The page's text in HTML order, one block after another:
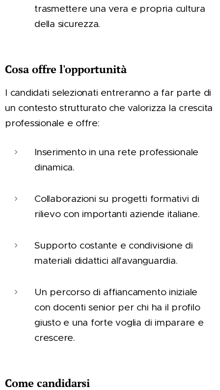
trasmettere una vera e propria cultura
della sicurezza.
Cosa offre l'opportunità
I candidati selezionati entreranno a far parte di
un contesto strutturato che valorizza la crescita
professionale e offre:
Inserimento in una rete professionale
dinamica.
Collaborazioni su progetti formativi di
rilievo con importanti aziende italiane.
Supporto costante e condivisione di
materiali didattici all'avanguardia.
Un percorso di affiancamento iniziale
con docenti senior per chi ha il profilo
giusto e una forte voglia di imparare e
crescere.
Come candidarsi